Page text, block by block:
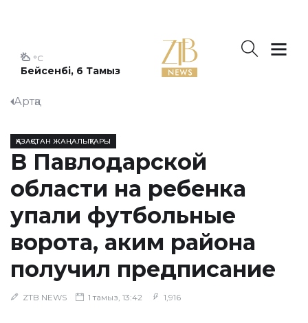
Бейсенбі, 6 Тамыз
°C
Артқа
ҚАЗАҚСТАН ЖАҢАЛЫҚТАРЫ
В Павлодарской
области на ребенка
упали футбольные
ворота, аким района
получил предписание
ZTB NEWS 1 тамыз, 13:42 1,916